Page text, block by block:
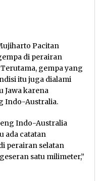
Pacitan
di perairan
gempa yang
itu juga dialami
Jawa karena
Indo-Australia.
Indo-Australia
ada catatan
perairan selatan
satu milimeter,”